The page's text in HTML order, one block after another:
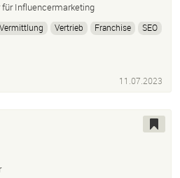
Influencermarketing
Vermittlung Vertrieb Franchise
SEO
11.07.2023